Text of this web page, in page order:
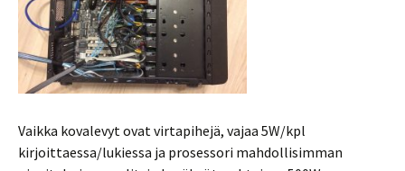
Vaikka kovalevyt ovat virtapihejä, vajaa 5W/kpl
kirjoittaessa/lukiessa ja prosessori mahdollisimman